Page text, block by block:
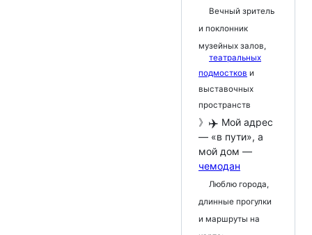
Вечный зритель
и поклонник
музейных залов,
театральных
подмостков и
выставочных
пространств
》 ✈️ Мой адрес
— «в пути», а
мой дом —
чемодан
Люблю города,
длинные прогулки
и маршруты на